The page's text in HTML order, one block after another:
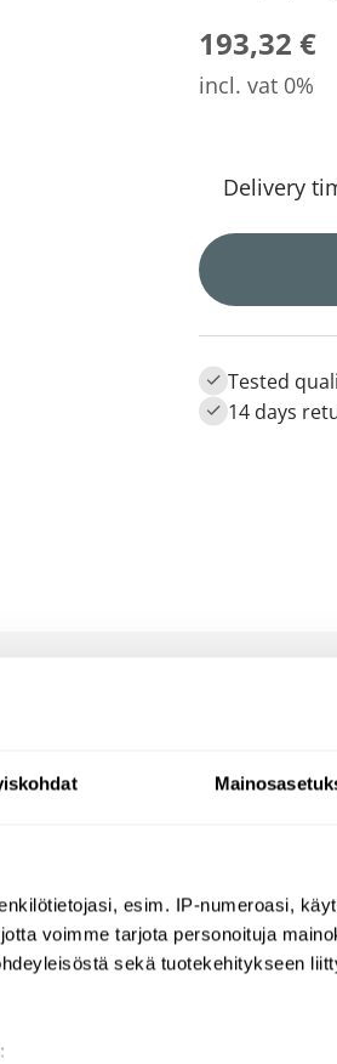
esim. IP-numeroasi,
voimme tarjota personoituja
sekä tuotekehitykseen
193,32 €
incl. vat 0%
Delivery
Tested
14 days
the product.